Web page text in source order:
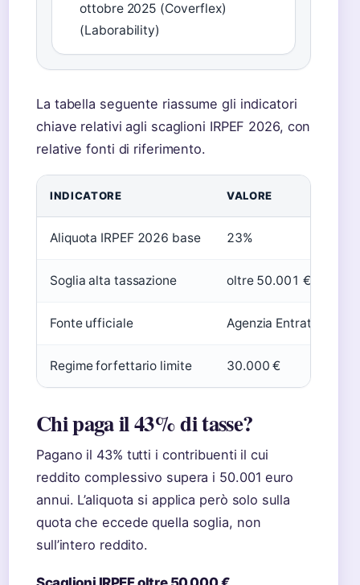
ottobre 2025 (Coverflex)
(Laborability)
La tabella seguente riassume gli indicatori
chiave relativi agli scaglioni IRPEF 2026, con
relative fonti di riferimento.
INDICATORE VALORE
Aliquota IRPEF 2026 base 23%
Soglia alta tassazione oltre 50.001 €
Fonte ufficiale Agenzia Entrate
Regime forfettario limite 30.000 €
Chi paga il 43% di tasse?
Pagano il 43% tutti i contribuenti il cui
reddito complessivo supera i 50.001 euro
annui. L’aliquota si applica però solo sulla
quota che eccede quella soglia, non
sull’intero reddito.